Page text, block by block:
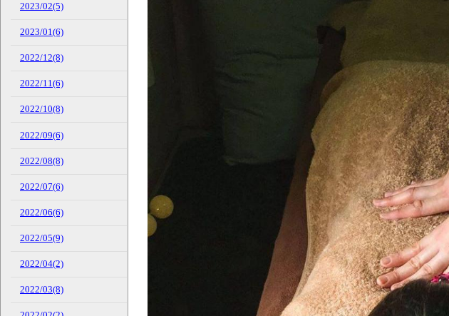
2023/02(5)
2023/01(6)
2022/12(8)
2022/11(6)
2022/10(8)
2022/09(6)
2022/08(8)
2022/07(6)
2022/06(6)
2022/05(9)
2022/04(2)
2022/03(8)